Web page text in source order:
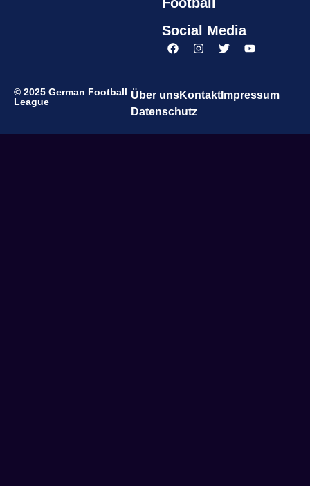
Social Media
© 2025 German Football
League
Über unsKontaktImpressum
Datenschutz